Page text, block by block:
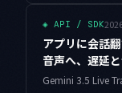
◈ API / SDK
アプリに会話
音声へ、遅延